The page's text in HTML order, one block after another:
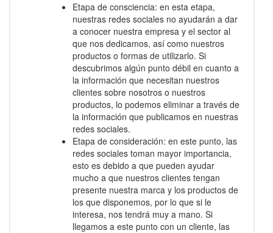
Etapa de consciencia: en esta etapa,
nuestras redes sociales no ayudarán a dar
a conocer nuestra empresa y el sector al
que nos dedicamos, así como nuestros
productos o formas de utilizarlo. Si
descubrimos algún punto débil en cuanto a
la información que necesitan nuestros
clientes sobre nosotros o nuestros
productos, lo podemos eliminar a través de
la información que publicamos en nuestras
redes sociales.
Etapa de consideración: en este punto, las
redes sociales toman mayor importancia,
esto es debido a que pueden ayudar
mucho a que nuestros clientes tengan
presente nuestra marca y los productos de
los que disponemos, por lo que si le
interesa, nos tendrá muy a mano. Si
llegamos a este punto con un cliente, las